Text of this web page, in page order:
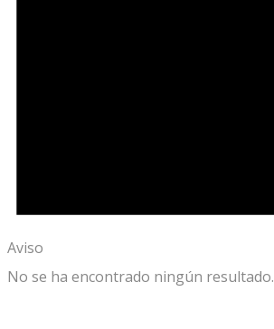
Aviso
No se ha encontrado ningún resultado.